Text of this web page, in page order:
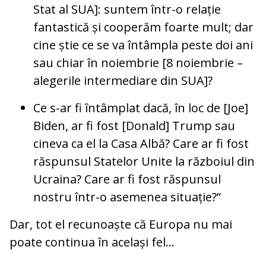
Stat al SUA]: suntem într-o relație
fantastică și cooperăm foarte mult; dar
cine știe ce se va întâmpla peste doi ani
sau chiar în noiembrie [8 noiembrie –
alegerile intermediare din SUA]?
Ce s-ar fi întâmplat dacă, în loc de [Joe]
Biden, ar fi fost [Donald] Trump sau
cineva ca el la Casa Albă? Care ar fi fost
răspunsul Statelor Unite la războiul din
Ucraina? Care ar fi fost răspunsul
nostru într-o asemenea situație?”
Dar, tot el recunoaște că Europa nu mai
poate continua în același fel...